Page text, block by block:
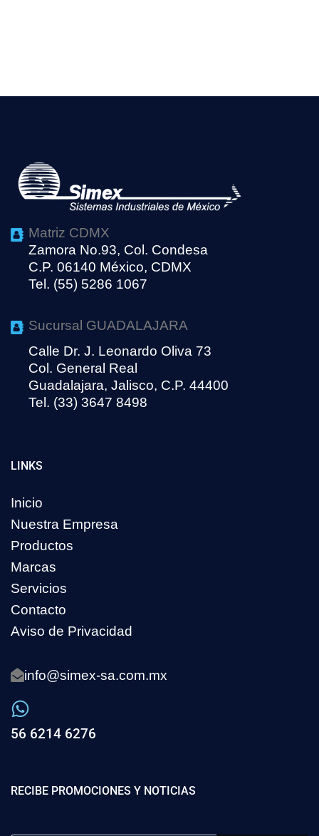
Matriz CDMX
Zamora No.93, Col. Condesa
C.P. 06140 México, CDMX
Tel. (55) 5286 1067
Sucursal GUADALAJARA
Calle Dr. J. Leonardo Oliva 73
Col. General Real
Guadalajara, Jalisco, C.P. 44400
Tel. (33) 3647 8498
LINKS
Inicio
Nuestra Empresa
Productos
Marcas
Servicios
Contacto
Aviso de Privacidad
info@simex-sa.com.mx
56 6214 6276
RECIBE PROMOCIONES Y NOTICIAS